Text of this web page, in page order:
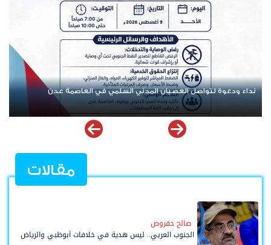
تنفيذية انتقالي العاصمة عدن تدعو الجماهير للمشاركة في الوقفة
التضامنية مع المعتقل البطل معين المقرحي
مقالات
صالح حقروص
الجنوب العربي.. ليس هدية في خلافات أبوظبي والرياض